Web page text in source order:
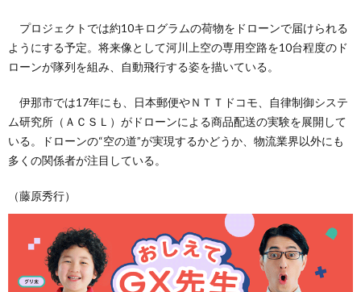
プロジェクトでは約10キログラムの荷物をドローンで届けられる
ようにする予定。将来像として河川上空の専用空路を10台程度のド
ローンが隊列を組み、自動飛行する姿を描いている。
伊那市では17年にも、日本郵便やＮＴＴドコモ、自律制御システ
ム研究所（ＡＣＳＬ）がドローンによる商品配送の実験を展開して
いる。ドローンの“空の道”が実現するかどうか、物流業界以外にも
多くの関係者が注目している。
（藤原秀行）